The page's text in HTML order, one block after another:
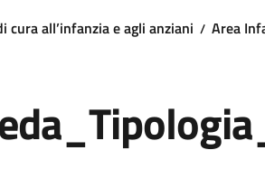
cura all’infanzia e agli anziani
Area